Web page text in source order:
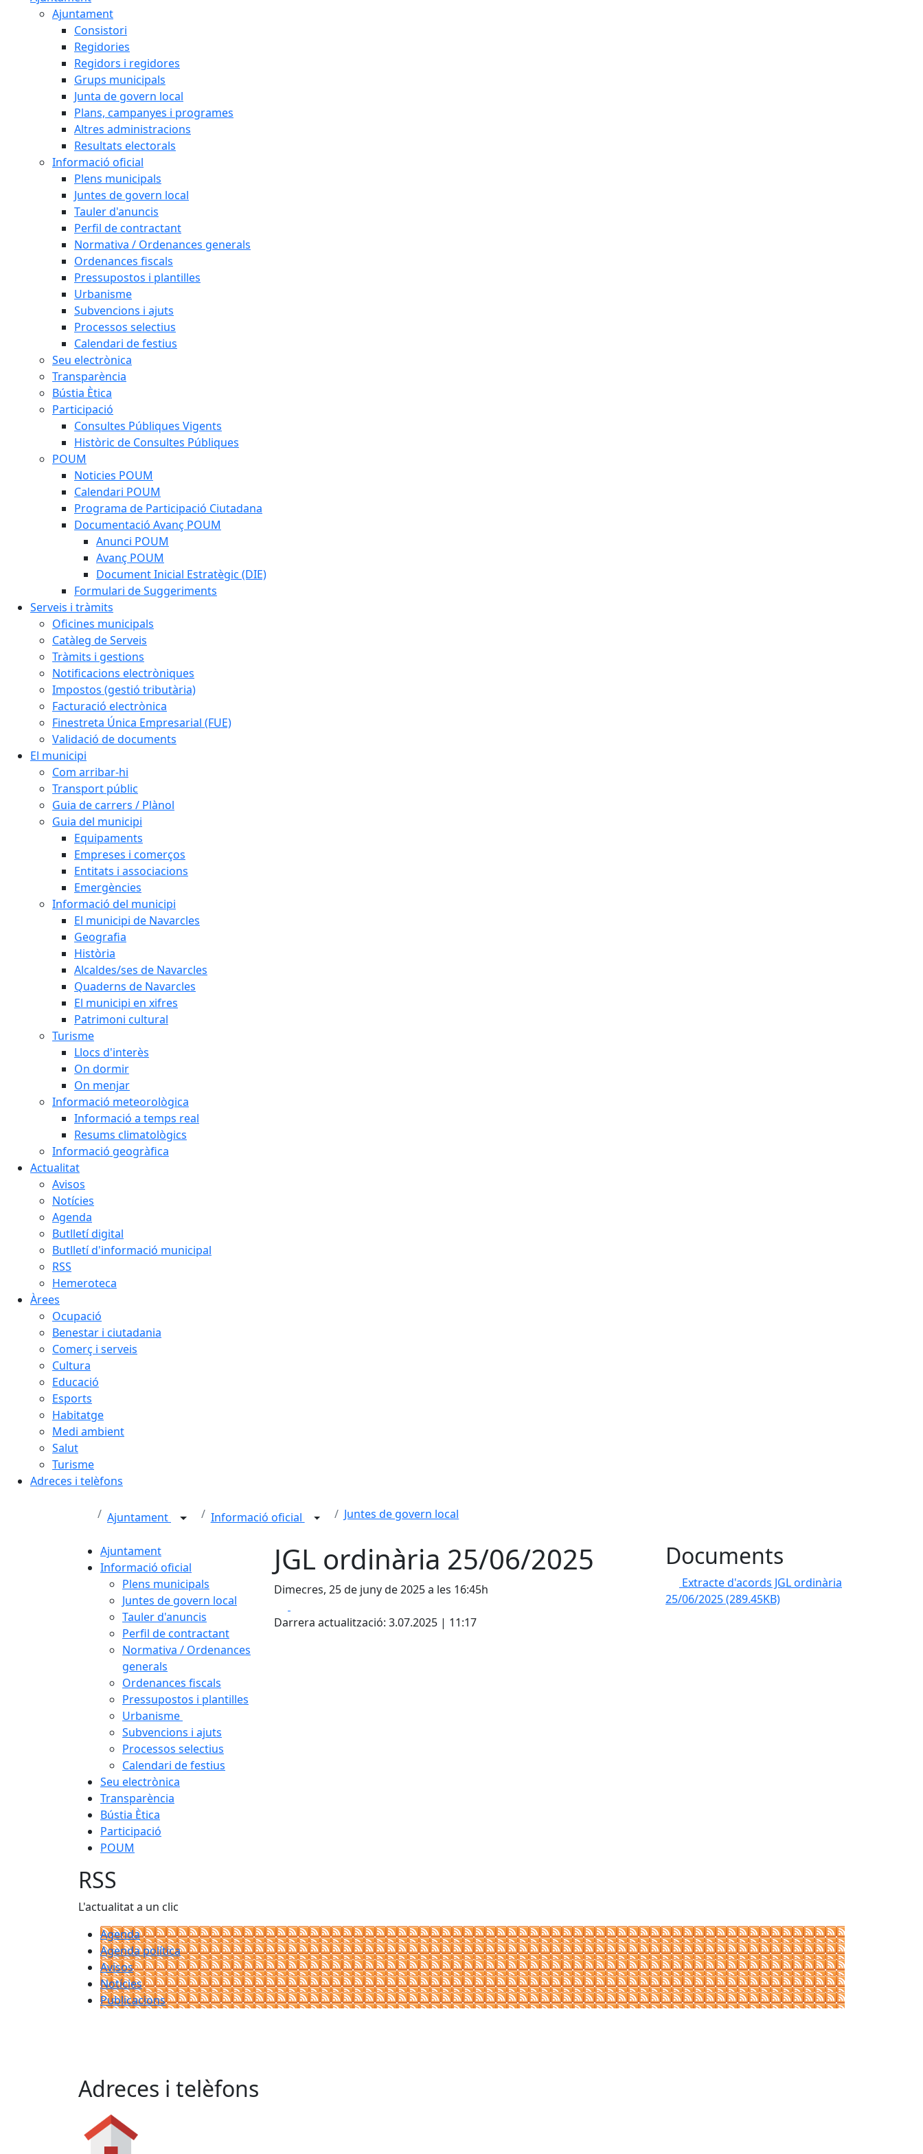
Ajuntament
Consistori
Regidories
Regidors i regidores
Grups municipals
Junta de govern local
Plans, campanyes i programes
Altres administracions
Resultats electorals
Informació oficial
Plens municipals
Juntes de govern local
Tauler d'anuncis
Perfil de contractant
Normativa / Ordenances generals
Ordenances fiscals
Pressupostos i plantilles
Urbanisme
Subvencions i ajuts
Processos selectius
Calendari de festius
Seu electrònica
Transparència
Bústia Ètica
Participació
Consultes Públiques Vigents
Històric de Consultes Públiques
POUM
Noticies POUM
Calendari POUM
Programa de Participació Ciutadana
Documentació Avanç POUM
Anunci POUM
Avanç POUM
Document Inicial Estratègic (DIE)
Formulari de Suggeriments
Serveis i tràmits
Oficines municipals
Catàleg de Serveis
Tràmits i gestions
Notificacions electròniques
Impostos (gestió tributària)
Facturació electrònica
Finestreta Única Empresarial (FUE)
Validació de documents
El municipi
Com arribar-hi
Transport públic
Guia de carrers / Plànol
Guia del municipi
Equipaments
Empreses i comerços
Entitats i associacions
Emergències
Informació del municipi
El municipi de Navarcles
Geografia
Història
Alcaldes/ses de Navarcles
Quaderns de Navarcles
El municipi en xifres
Patrimoni cultural
Turisme
Llocs d'interès
On dormir
On menjar
Informació meteorològica
Informació a temps real
Resums climatològics
Informació geogràfica
Actualitat
Avisos
Notícies
Agenda
Butlletí digital
Butlletí d'informació municipal
RSS
Hemeroteca
Àrees
Ocupació
Benestar i ciutadania
Comerç i serveis
Cultura
Educació
Esports
Habitatge
Medi ambient
Salut
Turisme
Adreces i telèfons
Ajuntament Informació oficial Juntes de govern local
Ajuntament
Informació oficial
Plens municipals
Juntes de govern local
Tauler d'anuncis
Perfil de contractant
Normativa / Ordenances
generals
Ordenances fiscals
Pressupostos i plantilles
Urbanisme
Subvencions i ajuts
Processos selectius
Calendari de festius
Seu electrònica
Transparència
Bústia Ètica
Participació
POUM
JGL ordinària 25/06/2025
Dimecres, 25 de juny de 2025 a les 16:45h
Darrera actualització: 3.07.2025 | 11:17
Documents
Extracte d'acords JGL ordinària
25/06/2025(289.45KB)
RSS
L'actualitat a un clic
Agenda
Agenda política
Avisos
Notícies
Publicacions
Adreces i telèfons